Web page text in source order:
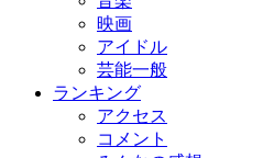
映画
アイドル
芸能一般
ランキング
アクセス
コメント